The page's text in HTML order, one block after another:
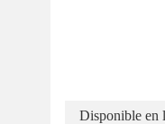
Disponible en